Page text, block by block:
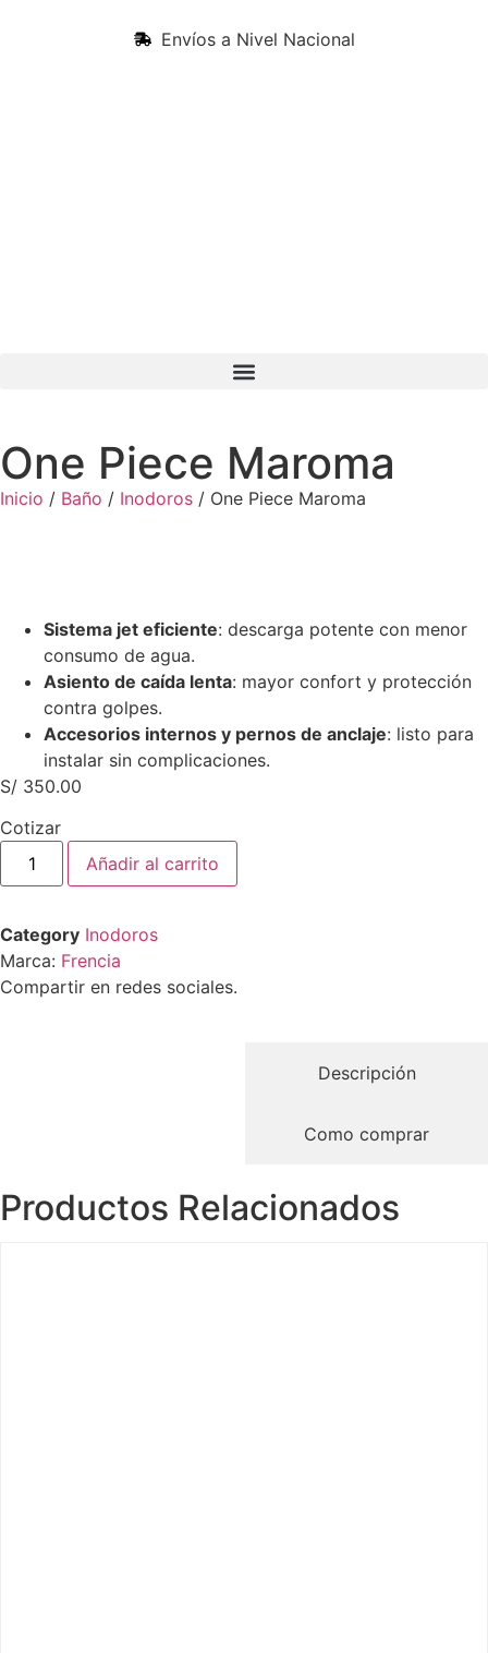
Envíos a Nivel Nacional
One Piece Maroma
Inicio / Baño / Inodoros / One Piece Maroma
Sistema jet eficiente: descarga potente con menor
consumo de agua.
Asiento de caída lenta: mayor confort y protección
contra golpes.
Accesorios internos y pernos de anclaje: listo para
instalar sin complicaciones.
S/ 350.00
Cotizar
Añadir al carrito
Category Inodoros
Marca: Frencia
Compartir en redes sociales.
Descripción
Como comprar
Productos Relacionados